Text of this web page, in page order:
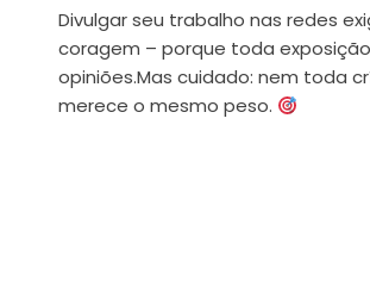
Divulgar seu trabalho nas redes
coragem – porque toda
opiniões.Mas cuidado: nem toda
merece o mesmo peso.